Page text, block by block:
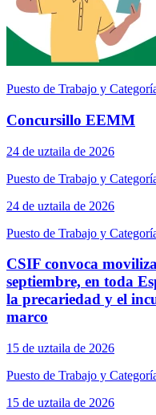
Puesto de Trabajo y
Concursillo EEMM
24 de uztaila de 2026
Puesto de Trabajo y
24 de uztaila de 2026
Puesto de Trabajo y
CSIF convoca
septiembre, en toda
la precariedad y el
marco
15 de uztaila de 2026
Puesto de Trabajo y
15 de uztaila de 2026